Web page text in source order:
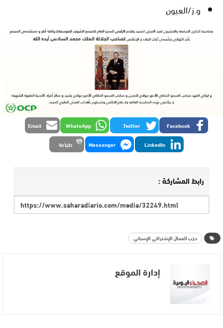
و.ز/العيون
Facebook
Twitter
WhatsApp
Email
LinkedIn
Messenger طباعة
رابط المشاركة :
حزب العمال الإشتراكي الإسباني
إدارة الموقع